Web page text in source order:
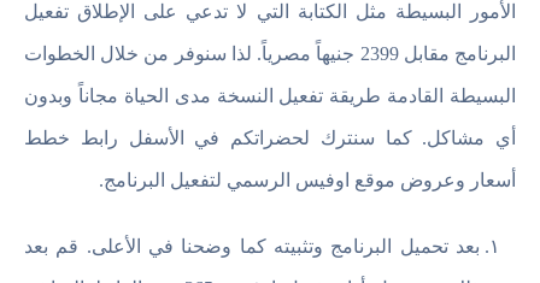
الأمور البسيطة مثل الكتابة التي لا تدعي على الإطلاق تفعيل
البرنامج مقابل 2399 جنيهاً مصرياً. لذا سنوفر من خلال الخطوات
البسيطة القادمة طريقة تفعيل النسخة مدى الحياة مجاناً وبدون
أي مشاكل. كما سنترك لحضراتكم في الأسفل رابط خطط
أسعار وعروض موقع اوفيس الرسمي لتفعيل البرنامج.
بعد تحميل البرنامج وتثبيته كما وضحنا في الأعلى. قم بعد